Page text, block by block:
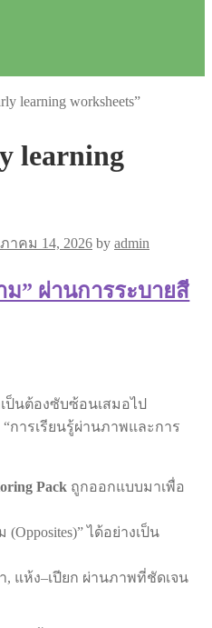
learning worksheets”
learning
าคม 14, 2026 by admin
ม” ผ่านการระบายสี
ป็นต้องซับซ้อนเสมอไป
การเรียนรู้ผ่านภาพและการ
Pack ถูกออกแบบมาเพื่อ
ได้อย่างเป็น
, แห้ง–เปียก ผ่านภาพที่ชัดเจน